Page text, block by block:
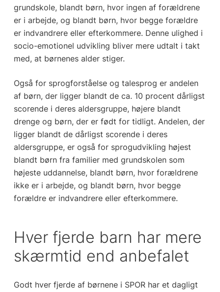
grundskole, blandt børn, hvor ingen af forældrene
er i arbejde, og blandt børn, hvor begge forældre
er indvandrere eller efterkommere. Denne ulighed i
socio-emotionel udvikling bliver mere udtalt i takt
med, at børnenes alder stiger.
Også for sprogforståelse og talesprog er andelen
af børn, der ligger blandt de ca. 10 procent dårligst
scorende i deres aldersgruppe, højere blandt
drenge og børn, der er født for tidligt. Andelen, der
ligger blandt de dårligst scorende i deres
aldersgruppe, er også for sprogudvikling højest
blandt børn fra familier med grundskolen som
højeste uddannelse, blandt børn, hvor forældrene
ikke er i arbejde, og blandt børn, hvor begge
forældre er indvandrere eller efterkommere.
Hver fjerde barn har mere
skærmtid end anbefalet
Godt hver fjerde af børnene i SPOR har et dagligt